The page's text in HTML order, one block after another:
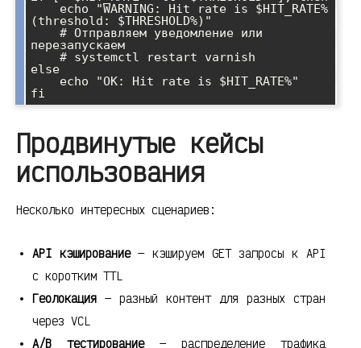
(threshold: $THRESHOLD%)"
перезапускаем
else
Продвинутые кейсы
использования
Несколько интересных сценариев:
API кэширование— кэшируем GET запросы к API
с коротким TTL
Геолокация — разный контент для разных стран
через VCL
A/B тестирование— распределение трафика